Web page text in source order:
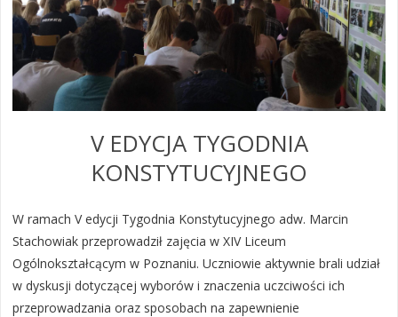
V EDYCJA TYGODNIA
KONSTYTUCYJNEGO
W ramach V edycji Tygodnia Konstytucyjnego adw. Marcin
Stachowiak przeprowadził zajęcia w XIV Liceum
Ogólnokształcącym w Poznaniu. Uczniowie aktywnie brali udział
w dyskusji dotyczącej wyborów i znaczenia uczciwości ich
przeprowadzania oraz sposobach na zapewnienie